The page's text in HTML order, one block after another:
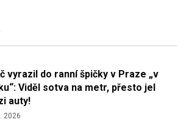
vyrazil do ranní špičky v Praze „v
Viděl sotva na metr, přesto jel
auty!
2026